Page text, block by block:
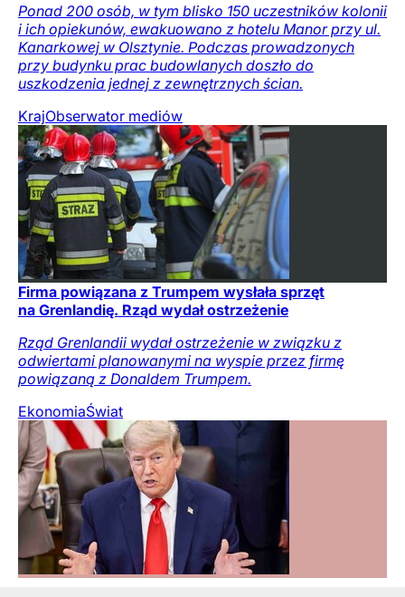
Ponad 200 osób, w tym blisko 150 uczestników kolonii
i ich opiekunów, ewakuowano z hotelu Manor przy ul.
Kanarkowej w Olsztynie. Podczas prowadzonych
przy budynku prac budowlanych doszło do
uszkodzenia jednej z zewnętrznych ścian.
KrajObserwator mediów
Firma powiązana z Trumpem wysłała sprzęt
na Grenlandię. Rząd wydał ostrzeżenie
Rząd Grenlandii wydał ostrzeżenie w związku z
odwiertami planowanymi na wyspie przez firmę
powiązaną z Donaldem Trumpem.
EkonomiaŚwiat